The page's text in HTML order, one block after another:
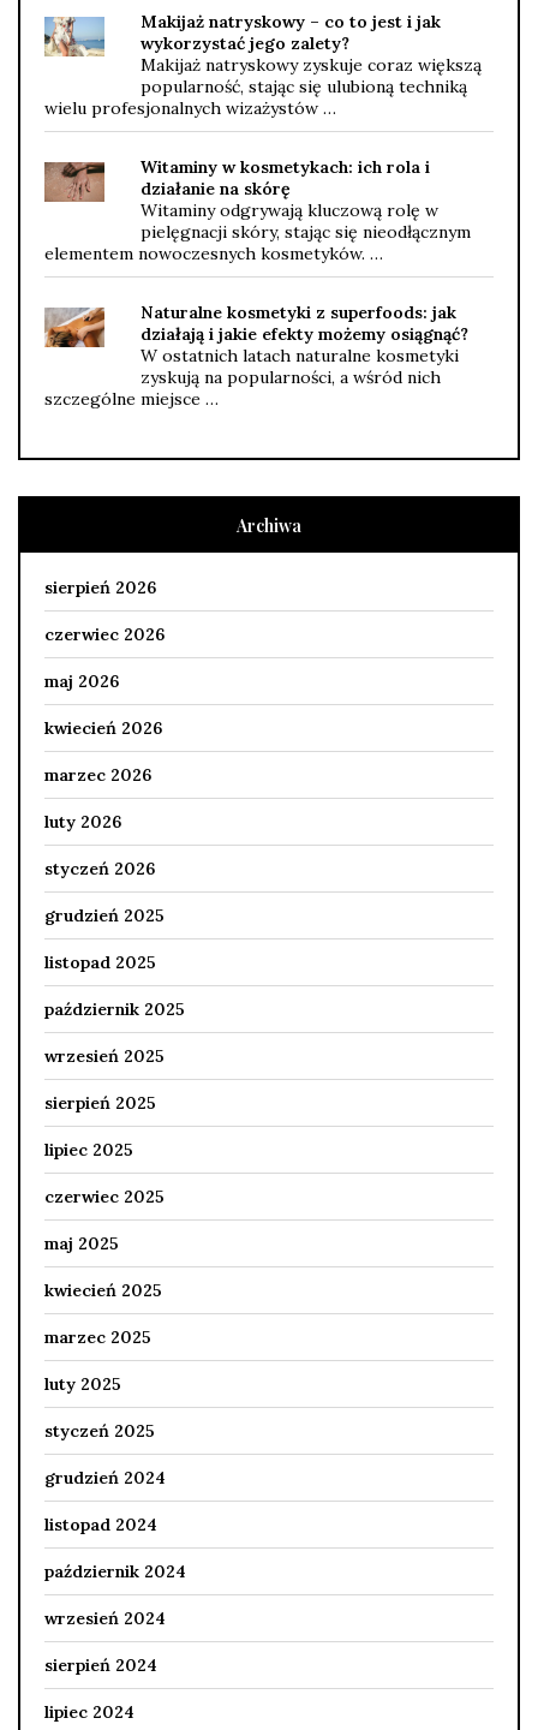
Makijaż natryskowy – co to jest i jak
wykorzystać jego zalety?
Makijaż natryskowy zyskuje coraz większą
popularność, stając się ulubioną techniką
wielu profesjonalnych wizażystów …
Witaminy w kosmetykach: ich rola i
działanie na skórę
Witaminy odgrywają kluczową rolę w
pielęgnacji skóry, stając się nieodłącznym
elementem nowoczesnych kosmetyków. …
Naturalne kosmetyki z superfoods: jak
działają i jakie efekty możemy osiągnąć?
W ostatnich latach naturalne kosmetyki
zyskują na popularności, a wśród nich
szczególne miejsce …
Archiwa
sierpień 2026
czerwiec 2026
maj 2026
kwiecień 2026
marzec 2026
luty 2026
styczeń 2026
grudzień 2025
listopad 2025
październik 2025
wrzesień 2025
sierpień 2025
lipiec 2025
czerwiec 2025
maj 2025
kwiecień 2025
marzec 2025
luty 2025
styczeń 2025
grudzień 2024
listopad 2024
październik 2024
wrzesień 2024
sierpień 2024
lipiec 2024